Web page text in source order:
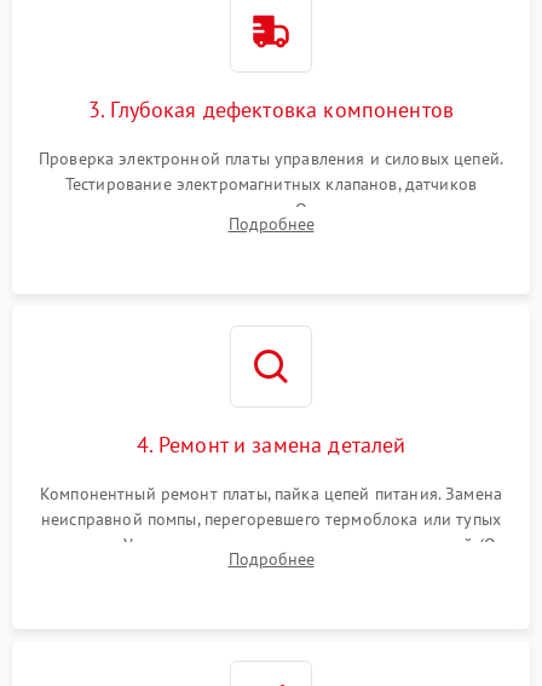
3. Глубокая дефектовка компонентов
Проверка электронной платы управления и силовых цепей.
Тестирование электромагнитных клапанов, датчиков
температуры и расходомера. Оценка степени износа
жерновов кофемолки, уплотнительных колец гидросистемы
Подробнее
4. Ремонт и замена деталей
Компонентный ремонт платы, пайка цепей питания. Замена
неисправной помпы, перегоревшего термоблока или тупых
жерновов. Установка новых силиконовых уплотнителей (O-
ring) и тефлоновых трубок для надежного устранения
Подробнее